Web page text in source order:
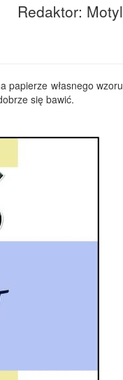
Redaktor: Motyl
papierze własnego wzoru
się bawić.